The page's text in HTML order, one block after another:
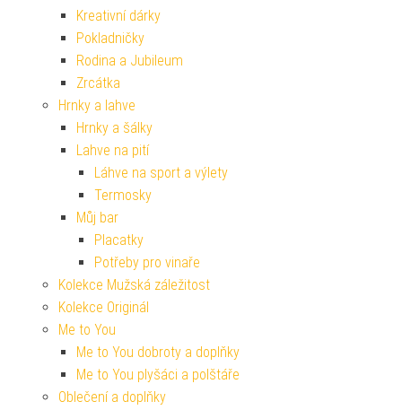
Kreativní dárky
Pokladničky
Rodina a Jubileum
Zrcátka
Hrnky a lahve
Hrnky a šálky
Lahve na pití
Láhve na sport a výlety
Termosky
Můj bar
Placatky
Potřeby pro vinaře
Kolekce Mužská záležitost
Kolekce Originál
Me to You
Me to You dobroty a doplňky
Me to You plyšáci a polštáře
Oblečení a doplňky